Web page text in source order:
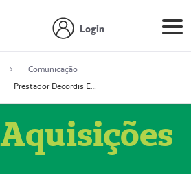
Login
Comunicação
Prestador Decordis Exames Cardiológicos LTDA (51004347-4)